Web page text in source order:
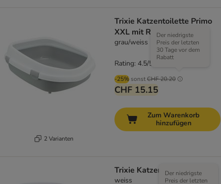
2 Varianten
Trixie Katzentoilette Primo
XXL mit Rand
grau/weiss
-25% sonstCHF 20.20
Der niedrigste
Preis der letzten
30 Tage vor dem
Rabatt
CHF 15.15
Rating: 4.5/5
Zum Warenkorb
hinzufügen
Trixie Katzentoilette Simao
weiss
Der niedrigste
Preis der letzten